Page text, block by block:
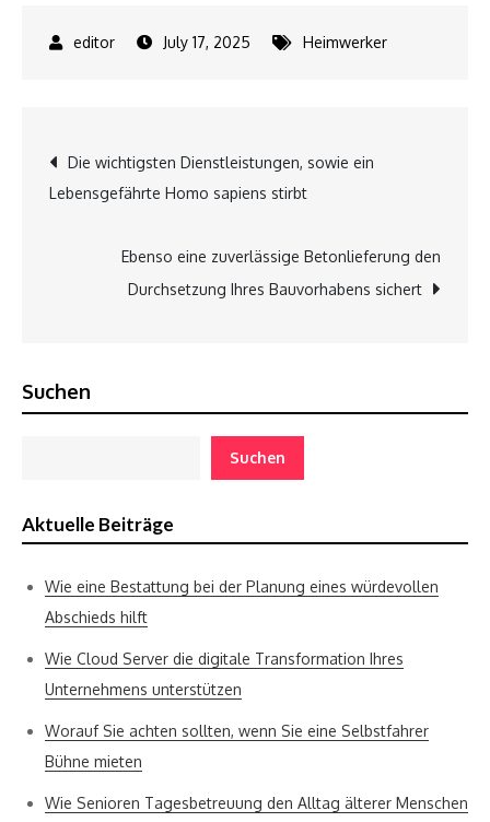
July 17, 2025 Heimwerker
Post
navigation
Die wichtigsten Dienstleistungen, sowie ein
Lebensgefährte Homo sapiens stirbt
Ebenso eine zuverlässige Betonlieferung den
Durchsetzung Ihres Bauvorhabens sichert
Suchen
Suchen
Aktuelle Beiträge
Wie eine Bestattung bei der Planung eines würdevollen
Abschieds hilft
Wie Cloud Server die digitale Transformation Ihres
Unternehmens unterstützen
Worauf Sie achten sollten, wenn Sie eine Selbstfahrer
Bühne mieten
Wie Senioren Tagesbetreuung den Alltag älterer Menschen